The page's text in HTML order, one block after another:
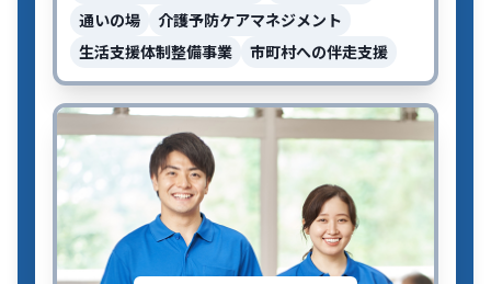
通いの場
介護予防ケアマネジメント
生活支援体制整備事業
市町村への伴走支援